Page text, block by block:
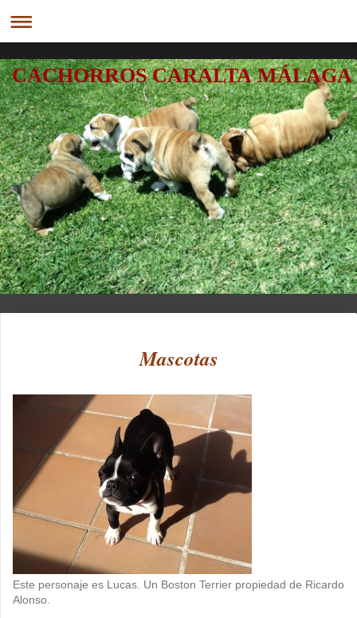
CACHORROS CARALTA MÁLAGA
Mascotas
Este personaje es Lucas. Un Boston Terrier propiedad de Ricardo
Alonso.